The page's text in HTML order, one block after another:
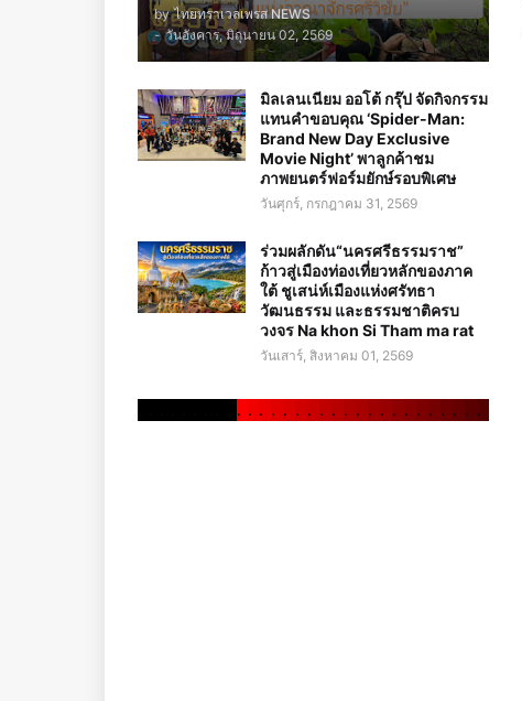
by ไทยทราเวลเพรส NEWS
- วันอังคาร, มิถุนายน 02, 2569
มิลเลนเนียม ออโต้ กรุ๊ป จัดกิจกรรม
แทนคำขอบคุณ ‘Spider-Man:
Brand New Day Exclusive
Movie Night’ พาลูกค้าชม
ภาพยนตร์ฟอร์มยักษ์รอบพิเศษ
วันศุกร์, กรกฎาคม 31, 2569
ร่วมผลักดัน“นครศรีธรรมราช”
ก้าวสู่เมืองท่องเที่ยวหลักของภาค
ใต้ ชูเสน่ห์เมืองแห่งศรัทธา
วัฒนธรรม และธรรมชาติครบ
วงจร Na khon Si Tham ma rat
วันเสาร์, สิงหาคม 01, 2569
. . . . . . . . . . . . . . . . . . . . .